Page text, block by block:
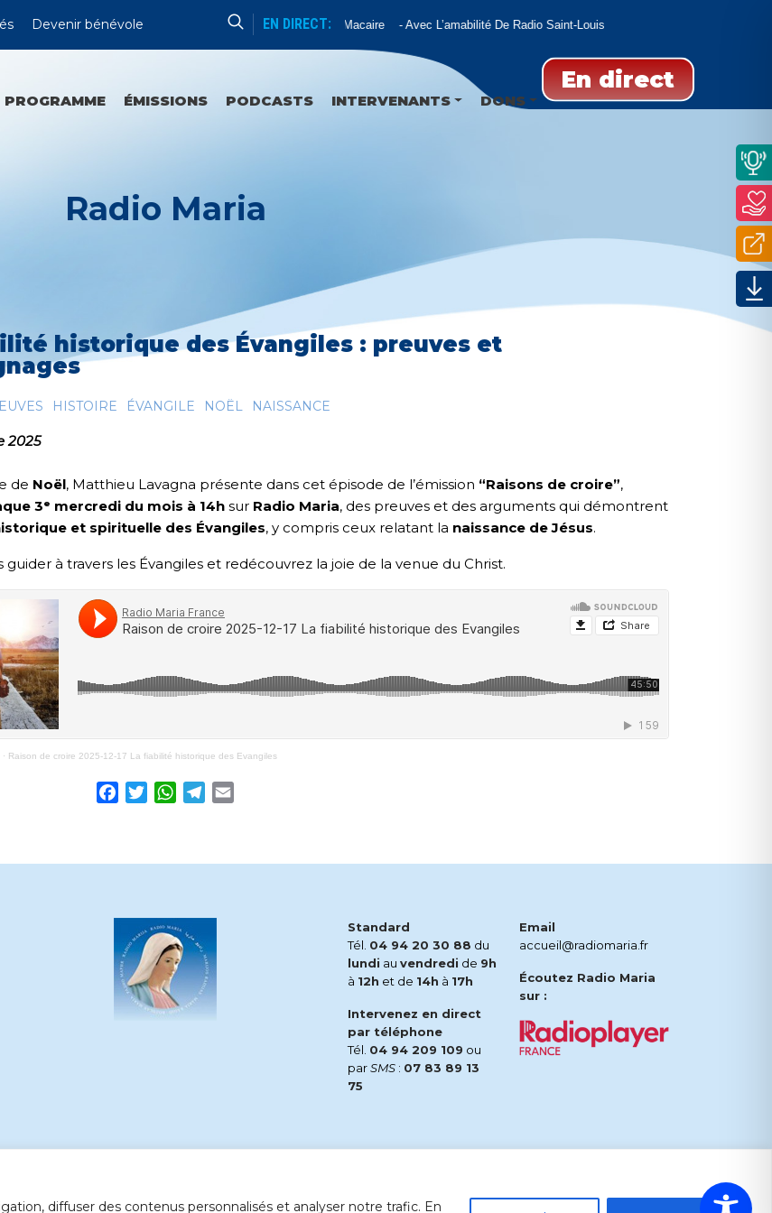
diffuser des contenus personnalisés et analyser notre trafic. En
Devenir bénévole EN DIRECT:
Catéchèse De Mgr David Macaire Avec L’amabilité De Radio Saint-Louis
En direct
PROGRAMME ÉMISSIONS PODCASTS INTERVENANTS DONS
Radio Maria
historique des Évangiles : preuves et
HISTOIRE ÉVANGILE NOËL NAISSANCE
2025
de Noël, Matthieu Lavagna présente dans cet épisode de l’émission “Raisons de croire”,
3ᵉ mercredi du mois à 14h sur Radio Maria, des preuves et des arguments qui démontrent
et spirituelle des Évangiles, y compris ceux relatant la naissance de Jésus.
guider à travers les Évangiles et redécouvrez la joie de la venue du Christ.
· Raison de croire 2025-12-17 La fiabilité historique des Evangiles
Facebook
TwitterWhatsApp
Telegram
Standard
Tél. 04 94 20 30 88 du
lundi au vendredi de 9h
à 12h et de 14h à 17h
Intervenez en direct
par téléphone
Tél. 04 94 209 109 ou
parSMS : 07 83 89 13
75
Email
accueil@radiomaria.fr
Écoutez Radio Maria
sur :